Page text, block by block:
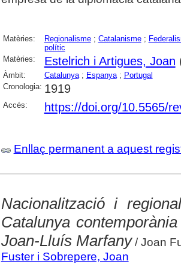
Matèries: Regionalisme; Catalanisme;
polític
Matèries:
Estelrich i Artigues, Joan
Àmbit: Catalunya; Espanya; Portugal
Cronologia: 1919
Accés: https://doi.org/10.5565/
Enllaç permanent a aquest
Nacionalització i
Catalunya
Joan-Lluís Marfany/ Joan
Fuster i Sobrepere, Joan